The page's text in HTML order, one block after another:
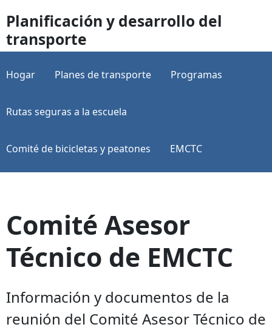
Planificación y desarrollo del
transporte
Hogar Planes de transporte Programas
Rutas seguras a la escuela
Comité de bicicletas y peatones EMCTC
Comité Asesor
Técnico de EMCTC
Información y documentos de la
reunión del Comité Asesor Técnico de